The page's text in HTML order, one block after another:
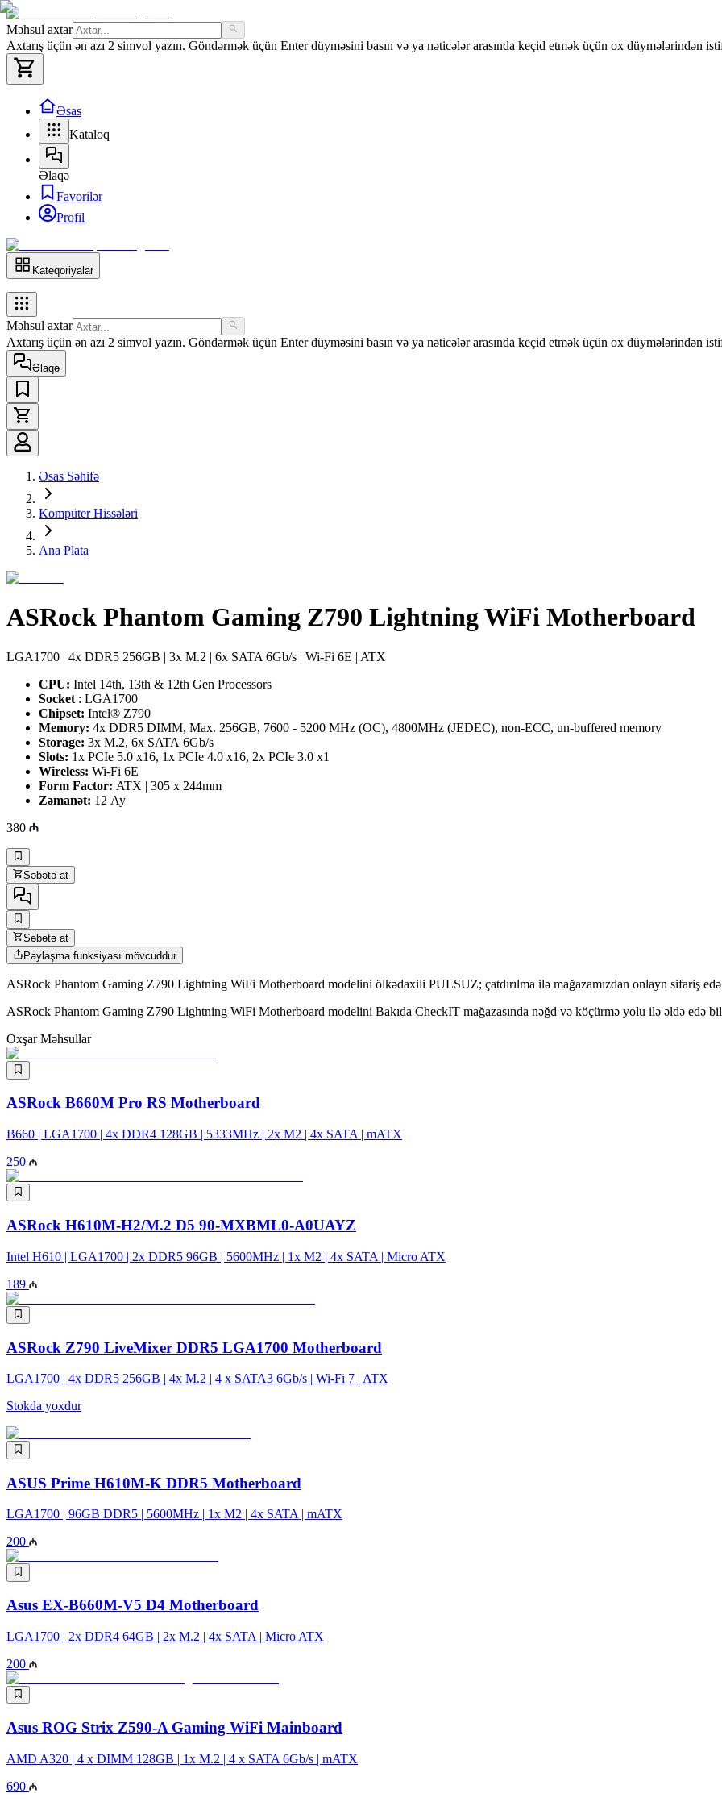
Məhsul axtar
Axtarış üçün ən azı 2 simvol yazın. Göndərmək üçün Enter düyməsini basın və ya nəticələr arasında keçid etmək üçün ox düymələrindən
Əsas
Kataloq
Əlaqə
Favorilər
Profil
Kateqoriyalar
Məhsul axtar
Axtarış üçün ən azı 2 simvol yazın. Göndərmək üçün Enter düyməsini basın və ya nəticələr arasında keçid etmək üçün ox düymələrindən
Əlaqə
Əsas Səhifə
Kompüter Hissələri
Ana Plata
ASRock Phantom Gaming Z790 Lightning WiFi Motherboard
LGA1700 | 4x DDR5 256GB | 3x M.2 | 6x SATA 6Gb/s | Wi-Fi 6E | ATX
CPU: Intel 14th, 13th & 12th Gen Processors
Socket : LGA1700
Chipset: Intel® Z790
Memory: 4x DDR5 DIMM, Max. 256GB, 7600 - 5200 MHz (OC), 4800MHz (JEDEC), non-ECC, un-buffered memory
Storage: 3x M.2, 6x SATA 6Gb/s
Slots: 1x PCIe 5.0 x16, 1x PCIe 4.0 x16, 2x PCIe 3.0 x1
Wireless: Wi-Fi 6E
Form Factor: ATX | 305 x 244mm
Zəmanət: 12 Ay
380
Səbətə at
Səbətə at
Paylaşma funksiyası mövcuddur
ASRock Phantom Gaming Z790 Lightning WiFi Motherboard modelini ölkədaxili PULSUZ; çatdırılma ilə mağazamızdan onlayn sifariş
ASRock Phantom Gaming Z790 Lightning WiFi Motherboard modelini Bakıda CheckIT mağazasında nəğd və köçürmə yolu ilə əldə edə
Oxşar Məhsullar
ASRock B660M Pro RS Motherboard
B660 | LGA1700 | 4x DDR4 128GB | 5333MHz | 2x M2 | 4x SATA | mATX
250
ASRock H610M-H2/M.2 D5 90-MXBML0-A0UAYZ
Intel H610 | LGA1700 | 2x DDR5 96GB | 5600MHz | 1x M2 | 4x SATA | Micro ATX
189
ASRock Z790 LiveMixer DDR5 LGA1700 Motherboard
LGA1700 | 4x DDR5 256GB | 4x M.2 | 4 x SATA3 6Gb/s | Wi-Fi 7 | ATX
Stokda yoxdur
ASUS Prime H610M-K DDR5 Motherboard
LGA1700 | 96GB DDR5 | 5600MHz | 1x M2 | 4x SATA | mATX
200
Asus EX-B660M-V5 D4 Motherboard
LGA1700​​​​​​​ | 2x DDR4 64GB | 2x M.2 | 4x SATA | Micro ATX
200
Asus ROG Strix Z590-A Gaming WiFi Mainboard
AMD A320 | 4 x DIMM 128GB | 1x M.2 | 4 x SATA 6Gb/s | mATX
690